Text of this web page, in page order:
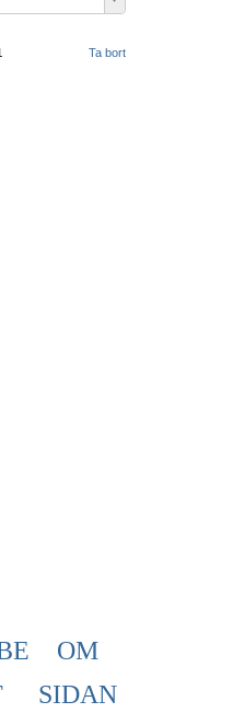
Ta bort
OM
SIDAN